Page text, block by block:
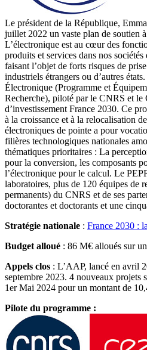
Le président de la République,
juillet 2022 un vaste plan de soutien
L’électronique est au cœur des
produits et services dans nos
faisant l’objet de forts risques de
industriels étrangers ou d’autres
Électronique (Programme et
Recherche), piloté par le CNRS et le
d’investissement France 2030. Ce
à la croissance et à la relocalisation
électroniques de pointe a pour
filières technologiques nationales
thématiques prioritaires : La
pour la conversion, les composants
l’électronique pour le calcul. Le
laboratoires, plus de 120 équipes de
permanents) du CNRS et de ses
doctorantes et doctorants et une
Stratégie nationale : France 2030 :
Budget alloué : 86 M€ alloués sur
Appels clos : L’AAP, lancé en avril
septembre 2023. 4 nouveaux projets
1er Mai 2024 pour un montant de
Pilote du programme :